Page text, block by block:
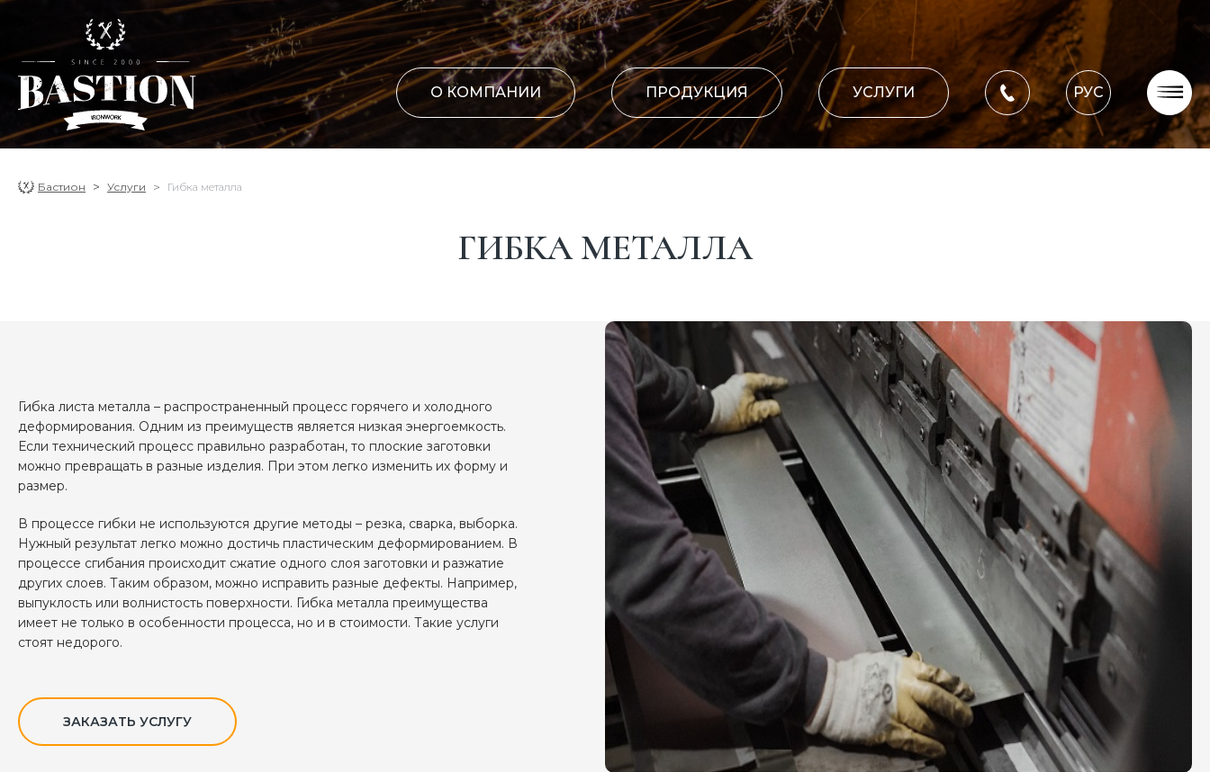
О КОМПАНИИ ПРОДУКЦИЯ УСЛУГИ РУС
О компании
Бастион Услуги Гибка металла
ГИБКА МЕТАЛЛА
Гибка листа металла – распространенный процесс горячего и холодного
деформирования. Одним из преимуществ является низкая энергоемкость.
Если технический процесс правильно разработан, то плоские заготовки
можно превращать в разные изделия. При этом легко изменить их форму и
размер.
В процессе гибки не используются другие методы – резка, сварка, выборка.
Нужный результат легко можно достичь пластическим деформированием. В
процессе сгибания происходит сжатие одного слоя заготовки и разжатие
других слоев. Таким образом, можно исправить разные дефекты. Например,
выпуклость или волнистость поверхности. Гибка металла преимущества
имеет не только в особенности процесса, но и в стоимости. Такие услуги
стоят недорого.
ЗАКАЗАТЬ УСЛУГУ